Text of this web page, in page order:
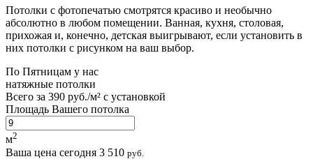
Потолки с фотопечатью смотрятся красиво и необычно
абсолютно в любом помещении. Ванная, кухня, столовая,
прихожая и, конечно, детская выигрывают, если установить в
них потолки с рисунком на ваш выбор.
По Пятницам у нас
натяжные потолки
Всего за 390 руб./м² с установкой
Площадь Вашего потолка
м2
Ваша цена сегодня 3 510 руб.